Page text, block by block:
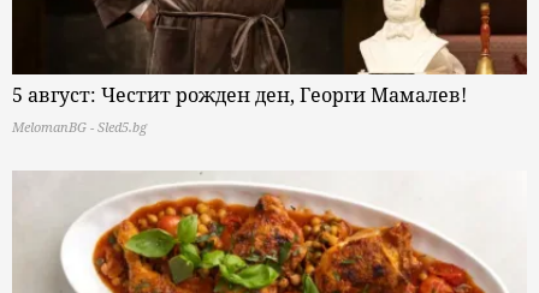
5 август: Честит рожден ден, Георги Мамалев!
MelomanBG - Sled5.bg